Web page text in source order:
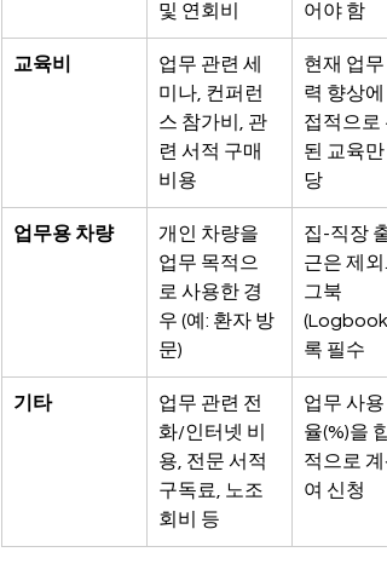
및 연회비
어야 함
교육비
업무 관련 세
미나, 컨퍼런
스 참가비, 관
련 서적 구매
비용
현재 업무
력 향상에
접적으로
된 교육만
당
업무용 차량
개인 차량을
업무 목적으
로 사용한 경
우 (예: 환자 방
문)
집-직장
근은 제외.
그북
(Logbook)
록 필수
기타
업무 관련 전
화/인터넷 비
용, 전문 서적
구독료, 노조
회비 등
업무 사용
율(%)을
적으로 계
여 신청